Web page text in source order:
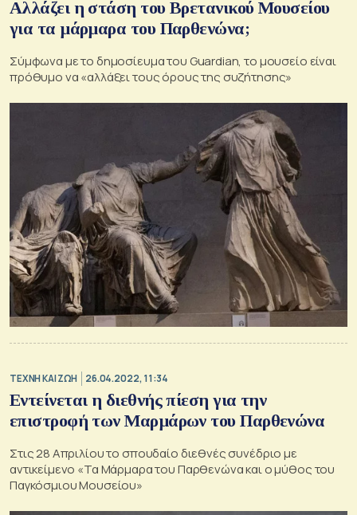
Αλλάζει η στάση του Βρετανικού Μουσείου
για τα μάρμαρα του Παρθενώνα;
Σύμφωνα με το δημοσίευμα του Guardian, το μουσείο είναι
πρόθυμο να «αλλάξει τους όρους της συζήτησης»
TΕΧΝΗ ΚΑΙ ΖΩΗ 26.04.2022, 11:34
Εντείνεται η διεθνής πίεση για την
επιστροφή των Μαρμάρων του Παρθενώνα
Στις 28 Απριλίου το σπουδαίο διεθνές συνέδριο με
αντικείμενο «Τα Μάρμαρα του Παρθενώνα και ο μύθος του
Παγκόσμιου Μουσείου»